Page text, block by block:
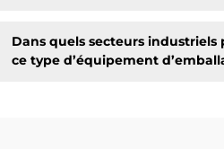
Dans quels secteurs industriels
ce type d’équipement